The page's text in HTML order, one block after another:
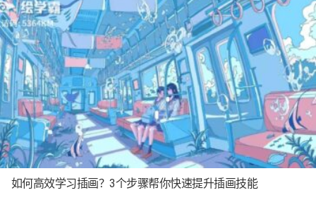
如何高效学习插画？3个步骤帮你快速提升插画技能